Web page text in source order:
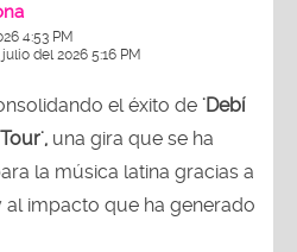
4:53 PM
del 2026 5:16 PM
el éxito de 'Debí
una gira que se ha
la música latina gracias a
impacto que ha generado